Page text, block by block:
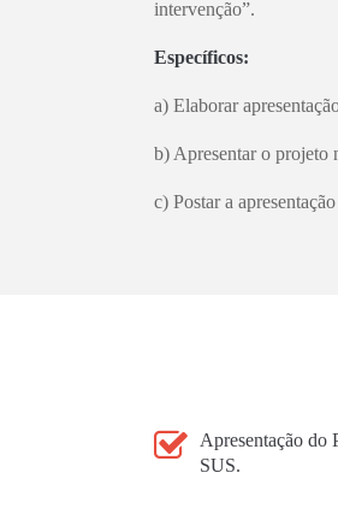
intervenção”.
Específicos:
a) Elaborar
b) Apresentar o projeto
c) Postar a
Apresentação do
SUS.